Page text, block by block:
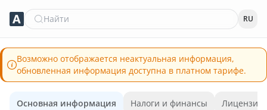
Найти RU
Возможно отображается неактуальная информация,
обновленная информация доступна в платном тарифе.
Основная информация Налоги и финансы Лицензии